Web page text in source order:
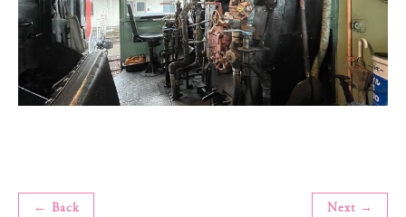
← Back Next →